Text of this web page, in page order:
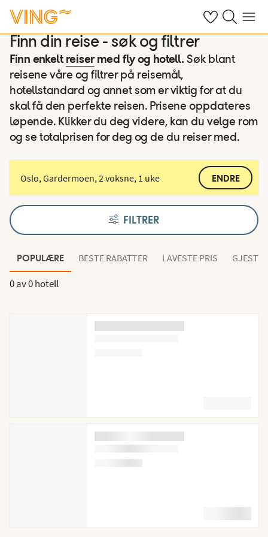
Se dine sparte
Søk påMeny
Finn din reise - søk og filtrer
Finn enkelt reiser med fly og hotell. Søk blant
reisene våre og filtrer på reisemål,
hotellstandard og annet som er viktig for at du
skal få den perfekte reisen. Prisene oppdateres
løpende. Klikker du deg videre, kan du velge rom
og se totalprisen for deg og de du reiser med.
Oslo, Gardermoen, 2 voksne, 1 uke ENDRE
FILTRER
POPULÆRE BESTE RABATTER LAVESTE PRIS
0 av0 hotell